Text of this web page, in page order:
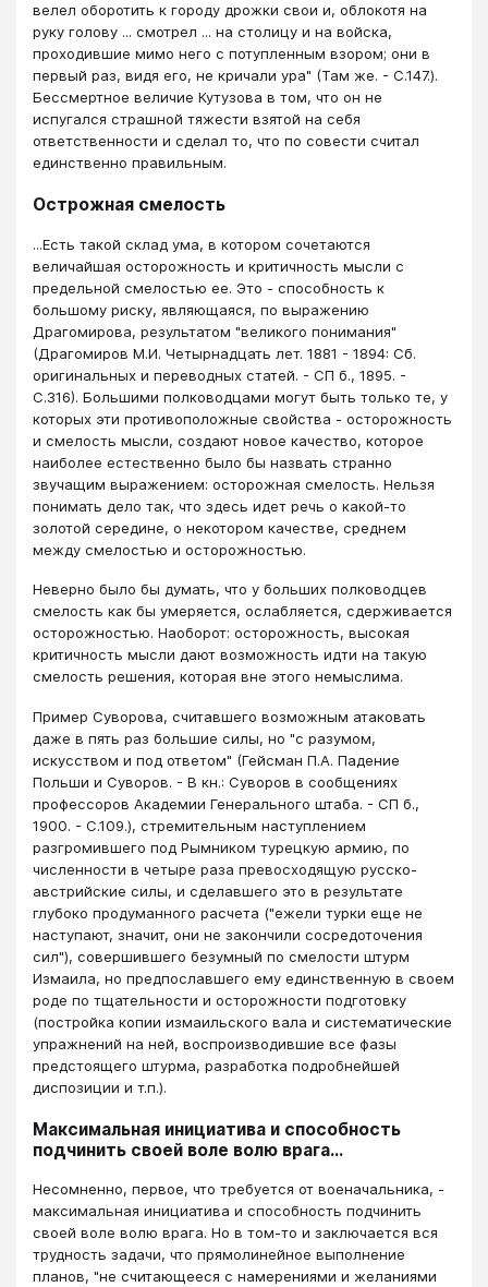
велел оборотить к городу дрожки свои и, облокотя на
руку голову ... смотрел ... на столицу и на войска,
проходившие мимо него с потупленным взором; они в
первый раз, видя его, не кричали ура" (Там же. - С.147.).
Бессмертное величие Кутузова в том, что он не
испугался страшной тяжести взятой на себя
ответственности и сделал то, что по совести считал
единственно правильным.
Острожная смелость
...Есть такой склад ума, в котором сочетаются
величайшая осторожность и критичность мысли с
предельной смелостью ее. Это - способность к
большому риску, являющаяся, по выражению
Драгомирова, результатом "великого понимания"
(Драгомиров М.И. Четырнадцать лет. 1881 - 1894: Сб.
оригинальных и переводных статей. - СП б., 1895. -
С.316). Большими полководцами могут быть только те, у
которых эти противоположные свойства - осторожность
и смелость мысли, создают новое качество, которое
наиболее естественно было бы назвать странно
звучащим выражением: осторожная смелость. Нельзя
понимать дело так, что здесь идет речь о какой-то
золотой середине, о некотором качестве, среднем
между смелостью и осторожностью.
Неверно было бы думать, что у больших полководцев
смелость как бы умеряется, ослабляется, сдерживается
осторожностью. Наоборот: осторожность, высокая
критичность мысли дают возможность идти на такую
смелость решения, которая вне этого немыслима.
Пример Суворова, считавшего возможным атаковать
даже в пять раз большие силы, но "с разумом,
искусством и под ответом" (Гейсман П.А. Падение
Польши и Суворов. - В кн.: Суворов в сообщениях
профессоров Академии Генерального штаба. - СП б.,
1900. - С.109.), стремительным наступлением
разгромившего под Рымником турецкую армию, по
численности в четыре раза превосходящую русско-
австрийские силы, и сделавшего это в результате
глубоко продуманного расчета ("ежели турки еще не
наступают, значит, они не закончили сосредоточения
сил"), совершившего безумный по смелости штурм
Измаила, но предпославшего ему единственную в своем
роде по тщательности и осторожности подготовку
(постройка копии измаильского вала и систематические
упражнений на ней, воспроизводившие все фазы
предстоящего штурма, разработка подробнейшей
диспозиции и т.п.).
Максимальная инициатива и способность
подчинить своей воле волю врага...
Несомненно, первое, что требуется от военачальника, -
максимальная инициатива и способность подчинить
своей воле волю врага. Но в том-то и заключается вся
трудность задачи, что прямолинейное выполнение
планов, "не считающееся с намерениями и желаниями